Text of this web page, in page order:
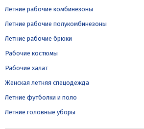
Летние рабочие комбинезоны
Летние рабочие полукомбинезоны
Летние рабочие брюки
Рабочие костюмы
Рабочие халат
Женская летняя спецодежда
Летние футболки и поло
Летние головные уборы